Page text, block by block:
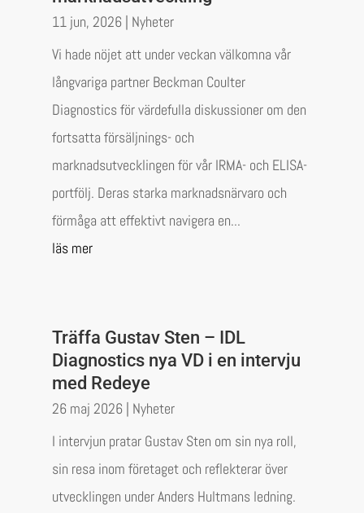
11 jun, 2026| Nyheter
Vi hade nöjet att under veckan välkomna vår
långvariga partner Beckman Coulter
Diagnostics för värdefulla diskussioner om den
fortsatta försäljnings- och
marknadsutvecklingen för vår IRMA- och ELISA-
portfölj. Deras starka marknadsnärvaro och
förmåga att effektivt navigera en...
läs mer
Träffa Gustav Sten – IDL
Diagnostics nya VD i en intervju
med Redeye
26 maj 2026| Nyheter
I intervjun pratar Gustav Sten om sin nya roll,
sin resa inom företaget och reflekterar över
utvecklingen under Anders Hultmans ledning.